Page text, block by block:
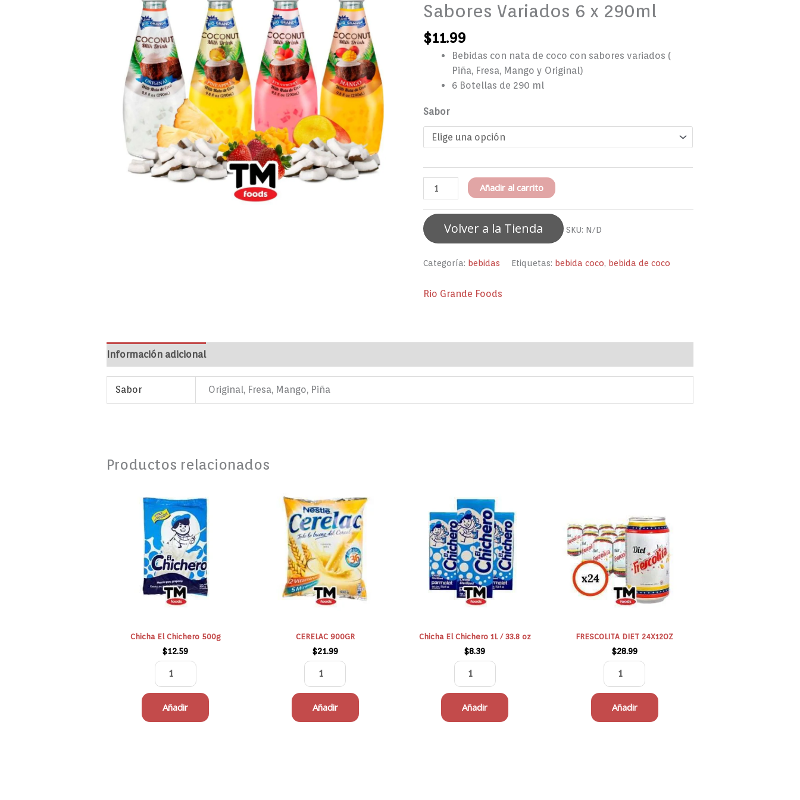
Sabores Variados 6 x 290ml
$11.99
Bebidas con nata de coco con sabores variados (
Piña, Fresa, Mango y Original)
6 Botellas de 290 ml
Sabor
Coco
Variados
Añadir al carrito
Volver a la Tienda SKU: N/D
Categoría: bebidas Etiquetas: bebida coco, bebida de coco
Rio Grande Foods
Información adicional
Sabor Original, Fresa, Mango, Piña
Productos relacionados
Chicha El Chichero 500g
$12.59
El
Chichero
500g
cantidad
Añadir
CERELAC 900GR
$21.99
900GR
cantidad
Añadir
Chicha El Chichero 1L / 33.8 oz
$8.39
El
Chichero
1L
/
33.8
oz
cantidad
Añadir
FRESCOLITA DIET 24X12OZ
$28.99
24X12OZ
cantidad
Añadir